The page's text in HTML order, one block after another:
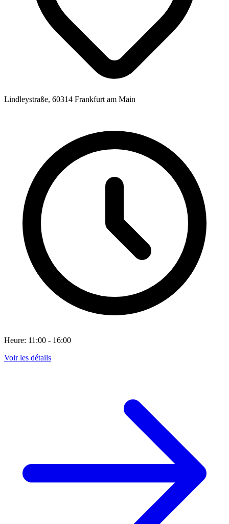
Lindleystraße, 60314 Frankfurt am Main
Heure: 11:00 - 16:00
Voir les détails